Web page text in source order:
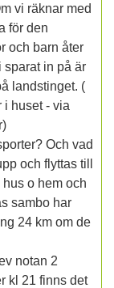
vi räknar med
för den
och barn åter
sparat in på är
landstinget. (
i huset - via
Och vad
och flyttas till
o hem och
sambo har
24 km om de
notan 2
kl 21 finns det